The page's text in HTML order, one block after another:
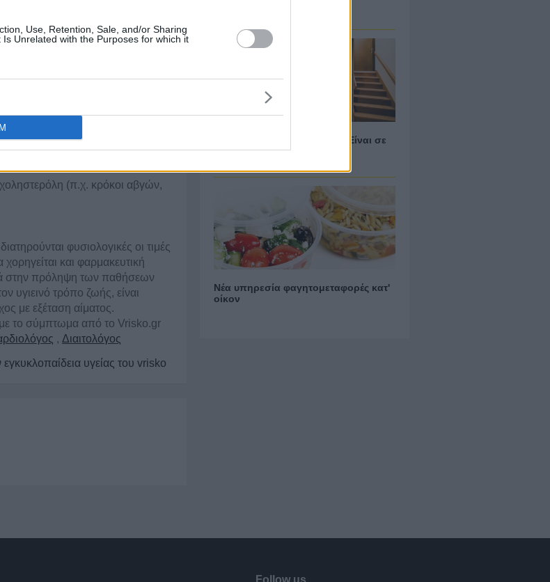
Use, Retention, Sale, and/or Sharing
Unrelated with the Purposes for which it
και ω3 λιπαρών οξέων
προϊόντων ολικής
από όσες χρειάζονται για τη
(π.χ. κρόκοι αβγών,
φυσιολογικές οι τιμές
και φαρμακευτική
στην πρόληψη των παθήσεων
υγιεινό τρόπο ζωής, είναι
με εξέταση αίματος.
με το σύμπτωμα από το Vrisko.gr
, Διαιτολόγος
υγείας του vrisko
Έχω γείωση στο σπίτι μου; Είναι σε
καλή κατάσταση;
Νέα υπηρεσία φαγητομεταφορές κατ'
οίκον
Follow us